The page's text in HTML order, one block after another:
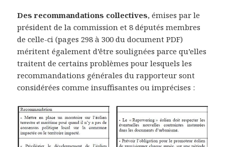
Des recommandations collectives, émises par le
président de la commission et 8 députés membres
de celle-ci (pages 298 à 300 du document PDF)
méritent également d’être soulignées parce qu’elles
traitent de certains problèmes pour lesquels les
recommandations générales du rapporteur sont
considérées comme insuffisantes ou imprécises :